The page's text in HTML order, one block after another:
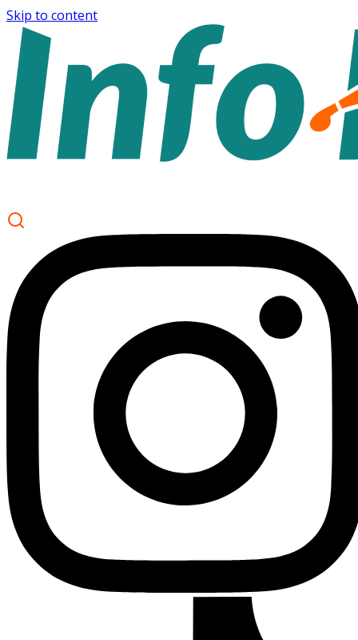
Skip to content